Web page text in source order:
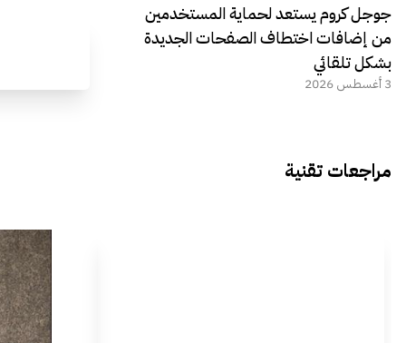
جوجل كروم يستعد لحماية المستخدمين
من إضافات اختطاف الصفحات الجديدة
بشكل تلقائي
3 أغسطس 2026
مراجعات تقنية